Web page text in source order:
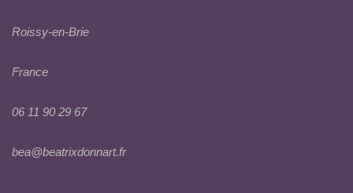
Roissy-en-Brie
France
06 11 90 29 67
bea@beatrixdonnart.fr